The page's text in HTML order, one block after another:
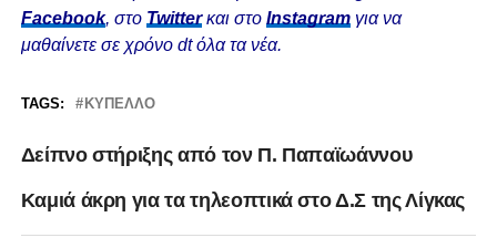
Facebook, στο Twitterκαι στο Instagram για να
μαθαίνετε σε χρόνο dt όλα τα νέα.
TAGS: ΚΎΠΕΛΛΟ
Δείπνο στήριξης από τον Π. Παπαϊωάννου
Καμιά άκρη για τα τηλεοπτικά στο Δ.Σ της Λίγκας